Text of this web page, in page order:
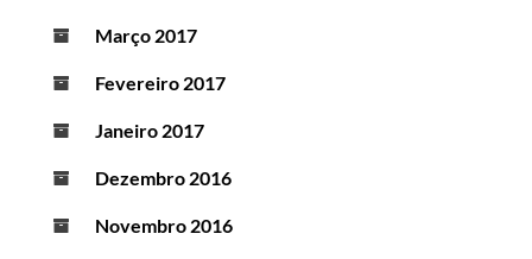
Março 2017
Fevereiro 2017
Janeiro 2017
Dezembro 2016
Novembro 2016